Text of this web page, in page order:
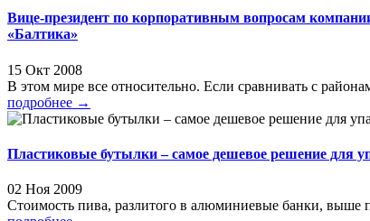
Вице-президент по корпоративным вопросам
«Балтика»
15 Окт 2008
В этом мире все относительно. Если сравнивать с
подробнее →
Пластиковые бутылки – самое дешевое решение для
02 Ноя 2009
Стоимость пива, разлитого в алюминиевые банки,